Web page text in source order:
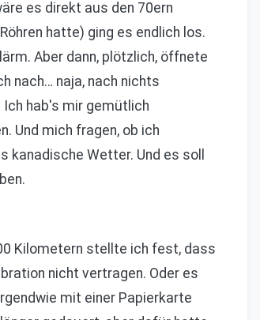
es direkt aus den 70ern
hatte) ging es endlich los.
Aber dann, plötzlich, öffnete
nach… naja, nach nichts
hab's mir gemütlich
Und mich fragen, ob ich
Wetter. Und es soll
Kilometern stellte ich fest, dass
nicht vertragen. Oder es
mit einer Papierkarte